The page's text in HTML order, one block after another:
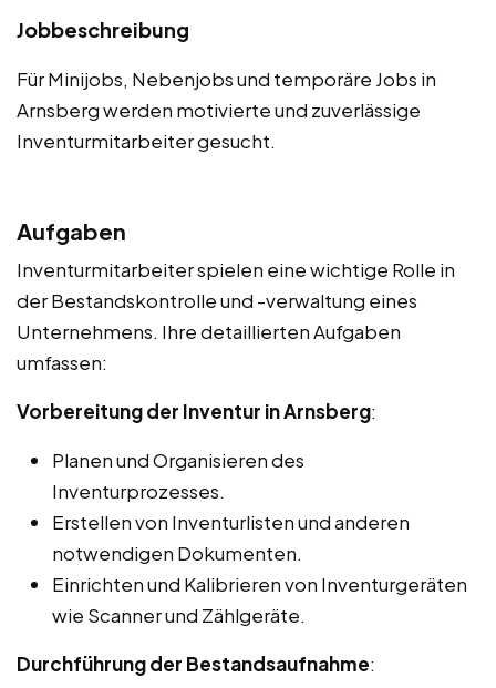
Jobbeschreibung
Für Minijobs, Nebenjobs und temporäre Jobs in
Arnsberg werden motivierte und zuverlässige
Inventurmitarbeiter gesucht.
Aufgaben
Inventurmitarbeiter spielen eine wichtige Rolle in
der Bestandskontrolle und -verwaltung eines
Unternehmens. Ihre detaillierten Aufgaben
umfassen:
Vorbereitung der Inventur in Arnsberg:
Planen und Organisieren des
Inventurprozesses.
Erstellen von Inventurlisten und anderen
notwendigen Dokumenten.
Einrichten und Kalibrieren von Inventurgeräten
wie Scanner und Zählgeräte.
Durchführung der Bestandsaufnahme: